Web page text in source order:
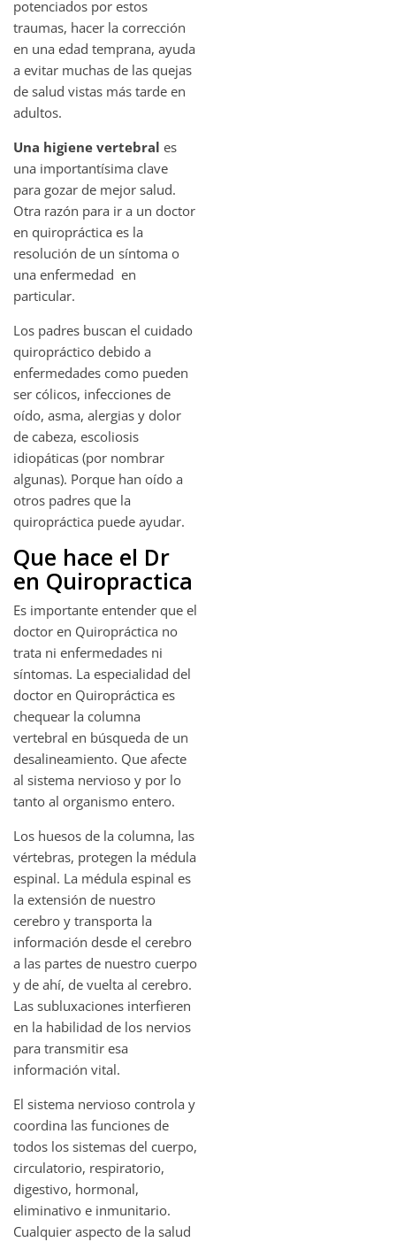
potenciados por estos
traumas, hacer la corrección
en una edad temprana, ayuda
a evitar muchas de las quejas
de salud vistas más tarde en
adultos.
Una higiene vertebral es
una importantísima clave
para gozar de mejor salud.
Otra razón para ir a un doctor
en quiropráctica es la
resolución de un síntoma o
una enfermedad en
particular.
Los padres buscan el cuidado
quiropráctico debido a
enfermedades como pueden
ser cólicos, infecciones de
oído, asma, alergias y dolor
de cabeza, escoliosis
idiopáticas (por nombrar
algunas). Porque han oído a
otros padres que la
quiropráctica puede ayudar.
Que hace el Dr
en Quiropractica
Es importante entender que el
doctor en Quiropráctica no
trata ni enfermedades ni
síntomas. La especialidad del
doctor en Quiropráctica es
chequear la columna
vertebral en búsqueda de un
desalineamiento. Que afecte
al sistema nervioso y por lo
tanto al organismo entero.
Los huesos de la columna, las
vértebras, protegen la médula
espinal. La médula espinal es
la extensión de nuestro
cerebro y transporta la
información desde el cerebro
a las partes de nuestro cuerpo
y de ahí, de vuelta al cerebro.
Las subluxaciones interfieren
en la habilidad de los nervios
para transmitir esa
información vital.
El sistema nervioso controla y
coordina las funciones de
todos los sistemas del cuerpo,
circulatorio, respiratorio,
digestivo, hormonal,
eliminativo e inmunitario.
Cualquier aspecto de la salud